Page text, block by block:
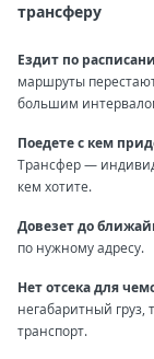
трансферу
Ездит по
маршруты
большим
Поедете с кем
Трансфер —
кем хотите.
Довезет до
по нужному адресу.
Нет отсека для
негабаритный
транспорт.